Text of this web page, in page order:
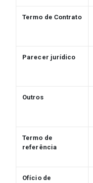
Termo de Contrato
Parecer jurídico
Outros
Termo de
referência
Ofício de